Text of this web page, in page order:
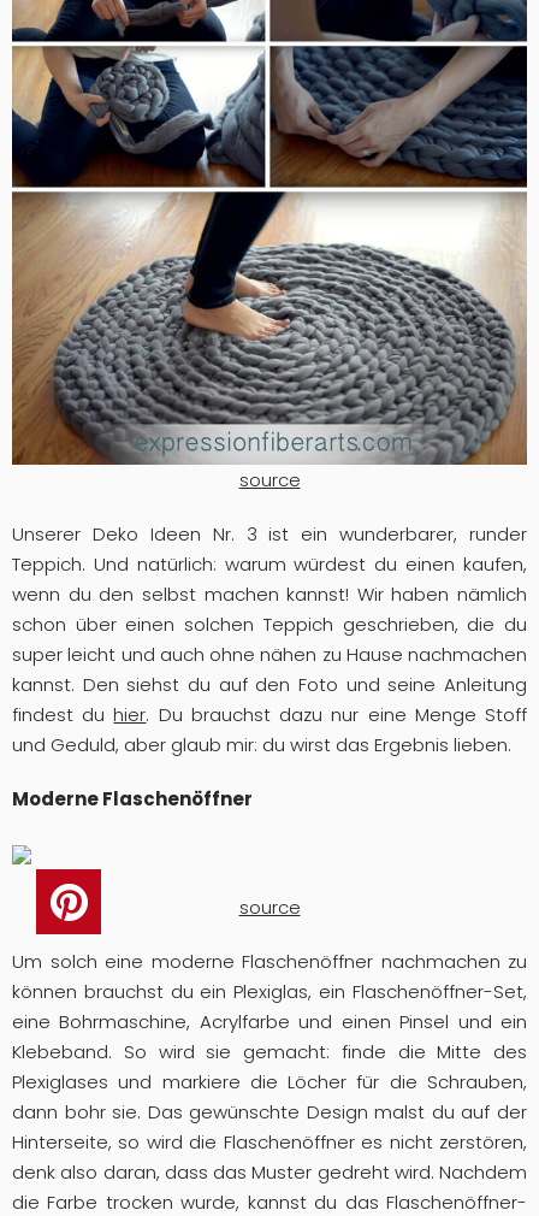
source
Unserer Deko Ideen Nr. 3 ist ein wunderbarer, runder
Teppich. Und natürlich: warum würdest du einen kaufen,
wenn du den selbst machen kannst! Wir haben nämlich
schon über einen solchen Teppich geschrieben, die du
super leicht und auch ohne nähen zu Hause nachmachen
kannst. Den siehst du auf den Foto und seine Anleitung
findest duhier. Du brauchst dazu nur eine Menge Stoff
und Geduld, aber glaub mir: du wirst das Ergebnis lieben.
Moderne Flaschenöffner
source
Um solch eine moderne Flaschenöffner nachmachen zu
können brauchst du ein Plexiglas, ein Flaschenöffner-Set,
eine Bohrmaschine, Acrylfarbe und einen Pinsel und ein
Klebeband. So wird sie gemacht: finde die Mitte des
Plexiglases und markiere die Löcher für die Schrauben,
dann bohr sie. Das gewünschte Design malst du auf der
Hinterseite, so wird die Flaschenöffner es nicht zerstören,
denk also daran, dass das Muster gedreht wird. Nachdem
die Farbe trocken wurde, kannst du das Flaschenöffner-